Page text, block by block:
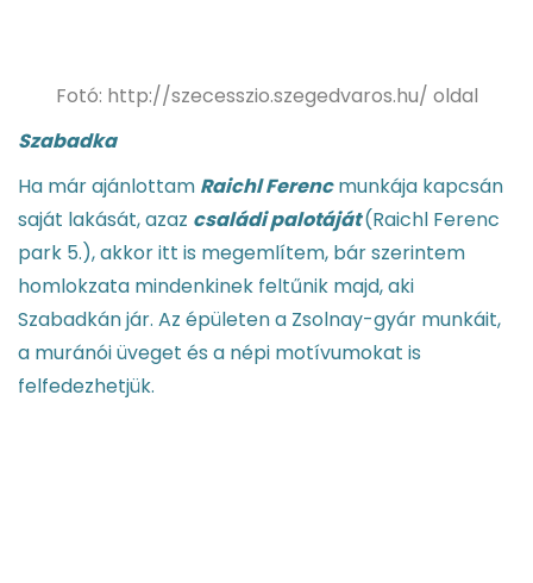
Fotó: http://szecesszio.szegedvaros.hu/ oldal
Szabadka
Ha már ajánlottam Raichl Ferenc munkája kapcsán
saját lakását, azaz családi palotáját(Raichl Ferenc
park 5.), akkor itt is megemlítem, bár szerintem
homlokzata mindenkinek feltűnik majd, aki
Szabadkán jár. Az épületen a Zsolnay-gyár munkáit,
a muránói üveget és a népi motívumokat is
felfedezhetjük.